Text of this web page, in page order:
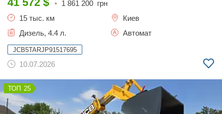
• 1 861 200 грн
15 тыс. км
Киев
Дизель, 4.4 л.
Автомат
JCB5TARJP91517695
10.07.2026
25